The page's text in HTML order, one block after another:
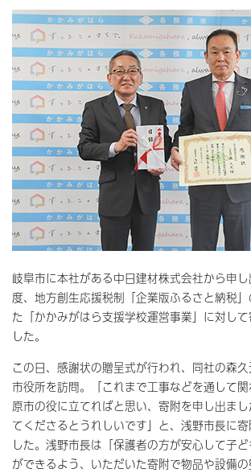
岐阜市に本社がある中日建材株式会社から申
度、地方創生応援税制「企業版ふるさと納税
た「かかみがはら支援学校運営事業」に対し
した。
この日、感謝状の贈呈式が行われ、同社の森
市役所を訪問。「これまで工事などを通して
原市の役に立てればと思い、寄附を申し出ま
てくださるとうれしいです」と、浅野市長に
した。浅野市長は「保護者の方が安心して子
ができるよう、いただいた寄附で物品や設備